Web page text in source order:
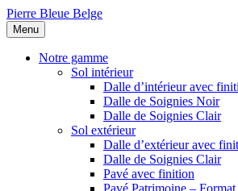
Pierre Bleue Belge
Menu
Notre gamme
Sol intérieur
Dalle d’intérieur avec
Dalle de Soignies Noir
Dalle de Soignies Clair
Sol extérieur
Dalle d’extérieur avec
Dalle de Soignies Clair
Pavé avec finition
Pavé Patrimoine – Format